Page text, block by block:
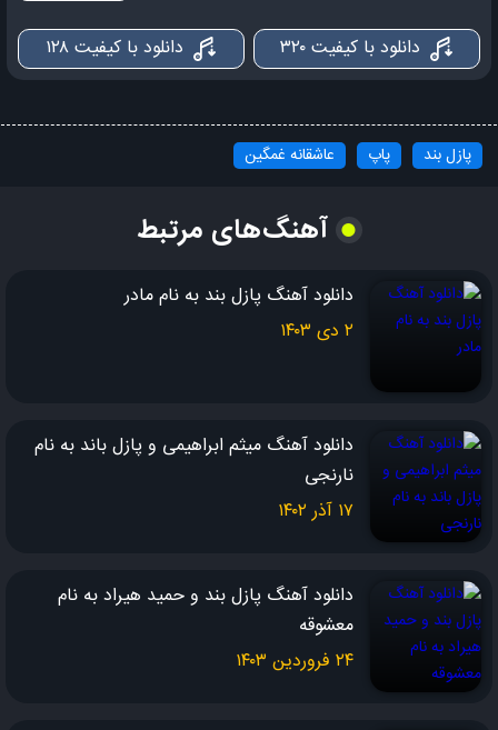
به قلب عاشقت دست نزن
نمرده زندگی تو هنوز عاشقی
به قلب عاشقت دست نزن
به قلب عاشقت دست نزن
بگو چشاتو روی من نبستی
بذار دوباره حس کنم که هستی
چیزی نمونده بی تو کم بیارم
می‌خوام بمیرم جونشو ندارم
دست یه عاشقو پس نزن
قیدمو پای هوس نزن
نمرده زندگی تو هنوز عاشقی
دانلود با کیفیت ۳۲۰ دانلود با کیفیت ۱۲۸
پازل بند پاپ عاشقانه غمگین
آهنگ‌های مرتبط
دانلود آهنگ پازل بند به نام مادر
۲ دی ۱۴۰۳
دانلود آهنگ میثم ابراهیمی و پازل باند به نام
نارنجی
۱۷ آذر ۱۴۰۲
دانلود آهنگ پازل بند و حمید هیراد به نام
معشوقه
۲۴ فروردین ۱۴۰۳